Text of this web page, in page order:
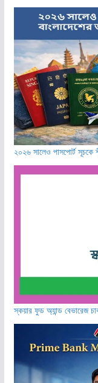
২০২৬ সালেও পাসপোর্ট সূচকে
স্কয়ার ফুড অ্যান্ড বেভারেজ